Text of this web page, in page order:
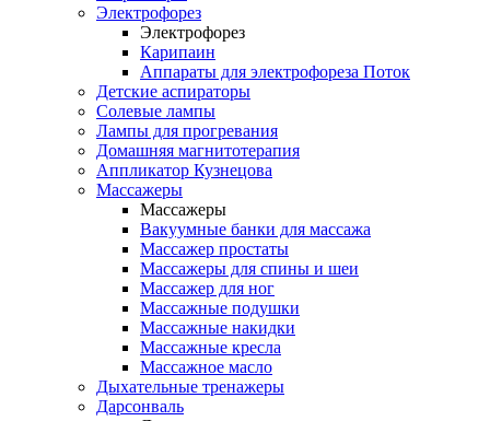
Электрофорез
Электрофорез
Карипаин
Аппараты для электрофореза Поток
Детские аспираторы
Солевые лампы
Лампы для прогревания
Домашняя магнитотерапия
Аппликатор Кузнецова
Массажеры
Массажеры
Вакуумные банки для массажа
Массажер простаты
Массажеры для спины и шеи
Массажер для ног
Массажные подушки
Массажные накидки
Массажные кресла
Массажное масло
Дыхательные тренажеры
Дарсонваль